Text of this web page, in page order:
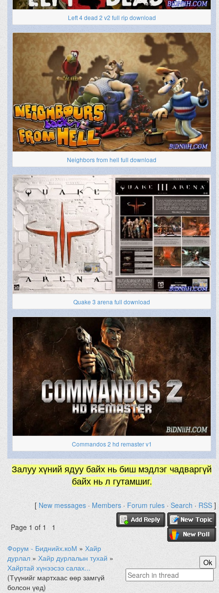
Left 4 dead 2 v2 full rip download
Neighbors from hell full download
Quake 3 arena full download
Commandos 2 hd remaster v1
Залуу хүний ядуу байх нь биш мэдлэг чадваргүй
байх нь л гутамшиг.
[New messages·Members·Forum rules·Search·RSS]
Page1of1 1
Форум - Биднийх.коМ » Хайр
дурлал » Хайр дурлалын тухай »
Хайртай хүнээсээ салах...
(Түүнийг мартхаас өөр замгүй
болсон үед)